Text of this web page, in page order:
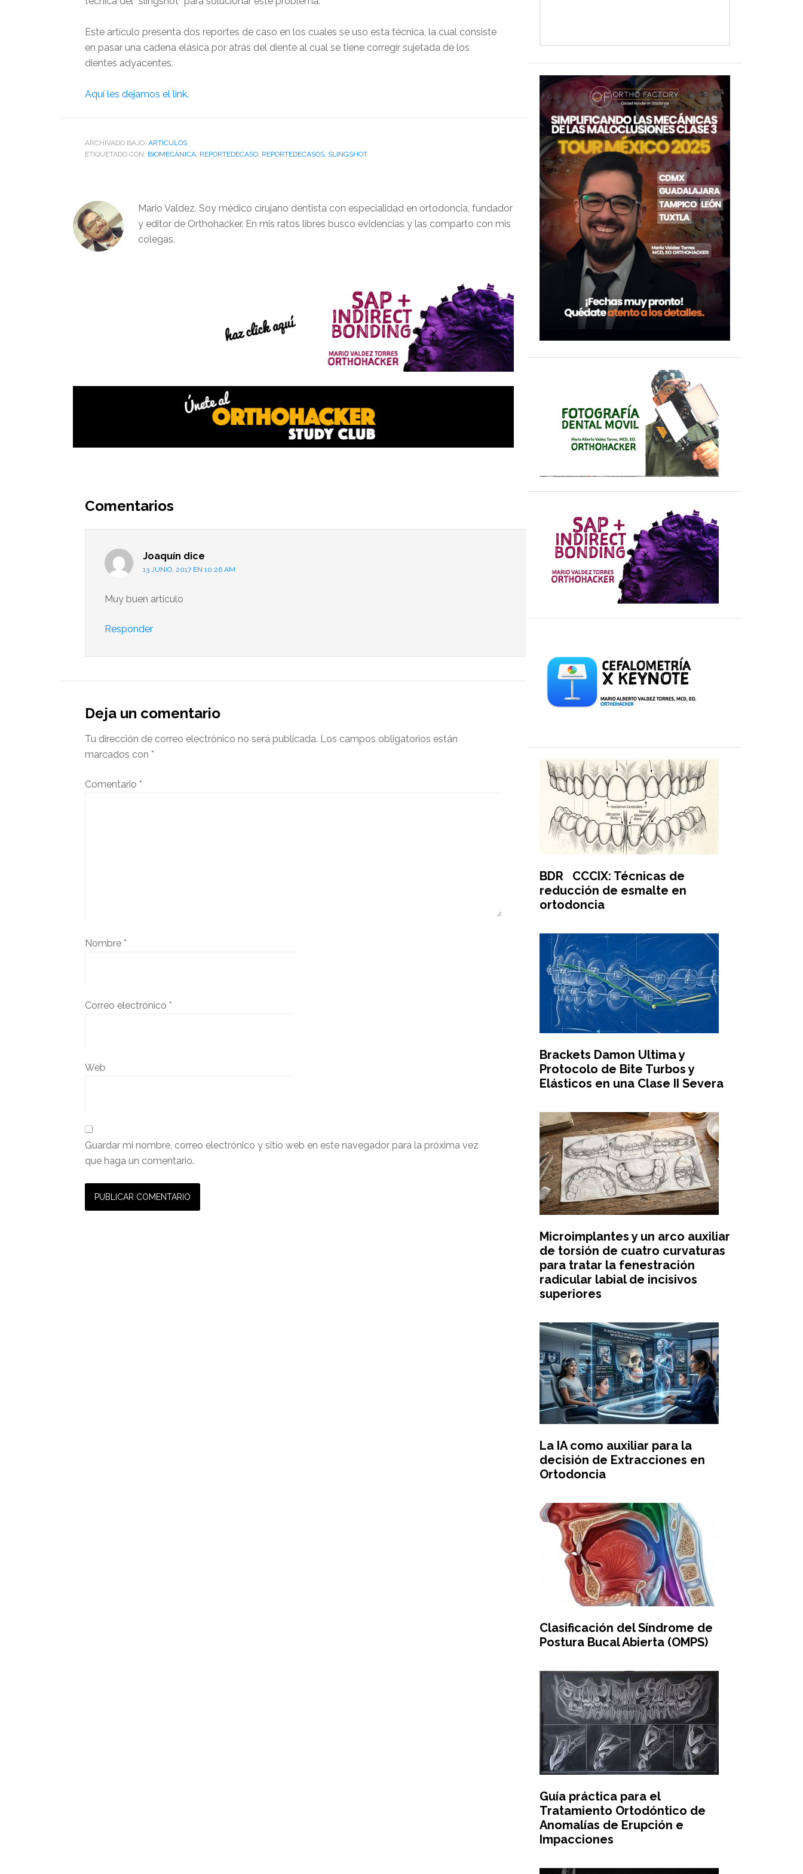
Este artículo presenta dos reportes de caso en los cuales se uso esta técnica, la cual consiste
en pasar una cadena elásica por atrás del diente al cual se tiene corregir sujetada de los
dientes adyacentes.
Aquí les dejamos el link.
ARCHIVADO BAJO: ARTÌCULOS
ETIQUETADO CON: BIOMECÁNICA, REPORTEDECASO, REPORTEDECASOS, SLINGSHOT
Mario Valdez. Soy médico cirujano dentista con especialidad en ortodoncia, fundador
y editor de Orthohacker. En mis ratos libres busco evidencias y las comparto con mis
colegas.
del
lector
Comentarios
Joaquín dice
13 JUNIO, 2017 EN 10:26 AM
Muy buen artículo
Responder
Deja un comentario
Tu dirección de correo electrónico no será publicada. Los campos obligatorios están
marcados con *
Comentario *
Nombre *
Correo electrónico *
Web
Guardar mi nombre, correo electrónico y sitio web en este navegador para la próxima vez
que haga un comentario.
BDR CCCIX: Técnicas de
reducción de esmalte en
ortodoncia
Brackets Damon Ultima y
Protocolo de Bite Turbos y
Elásticos en una Clase II Severa
Microimplantes y un arco auxiliar
de torsión de cuatro curvaturas
para tratar la fenestración
radicular labial de incisivos
superiores
La IA como auxiliar para la
decisión de Extracciones en
Ortodoncia
Clasificación del Síndrome de
Postura Bucal Abierta (OMPS)
Guía práctica para el
Tratamiento Ortodóntico de
Anomalías de Erupción e
Impacciones